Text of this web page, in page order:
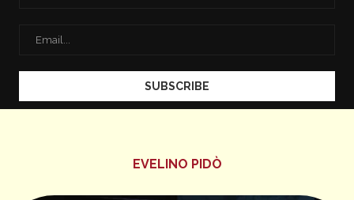
EVELINO PIDÒ